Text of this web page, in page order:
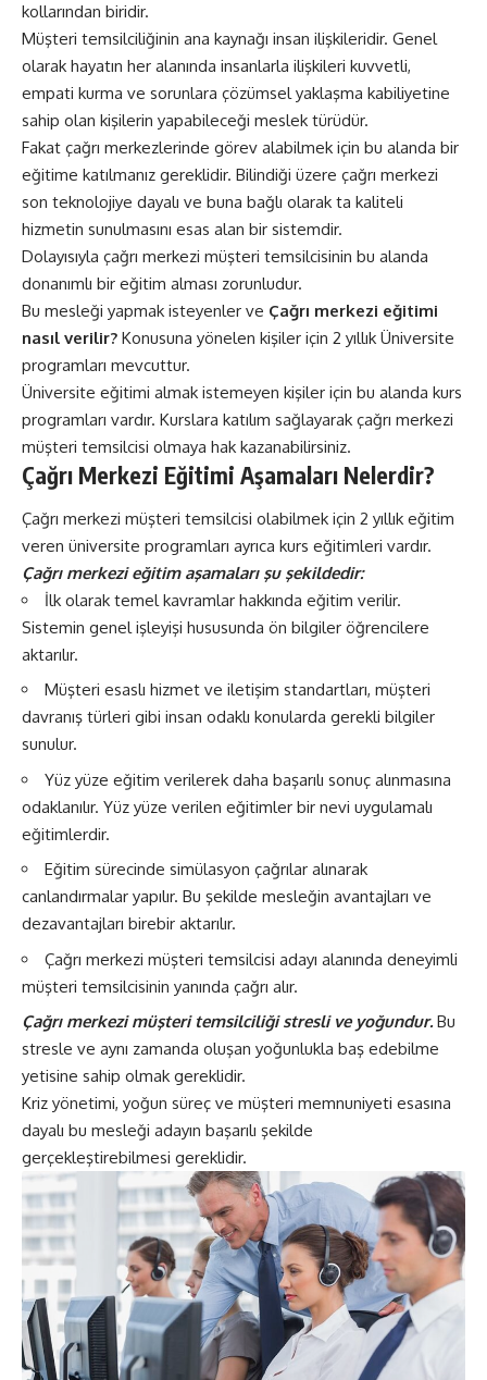
kollarından biridir.
Müşteri temsilciliğinin ana kaynağı insan ilişkileridir. Genel
olarak hayatın her alanında insanlarla ilişkileri kuvvetli,
empati kurma ve sorunlara çözümsel yaklaşma kabiliyetine
sahip olan kişilerin yapabileceği meslek türüdür.
Fakat çağrı merkezlerinde görev alabilmek için bu alanda bir
eğitime katılmanız gereklidir. Bilindiği üzere çağrı merkezi
son teknolojiye dayalı ve buna bağlı olarak ta kaliteli
hizmetin sunulmasını esas alan bir sistemdir.
Dolayısıyla çağrı merkezi müşteri temsilcisinin bu alanda
donanımlı bir eğitim alması zorunludur.
Bu mesleği yapmak isteyenler ve Çağrı merkezi eğitimi
nasıl verilir? Konusuna yönelen kişiler için 2 yıllık Üniversite
programları mevcuttur.
Üniversite eğitimi almak istemeyen kişiler için bu alanda kurs
programları vardır. Kurslara katılım sağlayarak çağrı merkezi
müşteri temsilcisi olmaya hak kazanabilirsiniz.
Çağrı Merkezi Eğitimi Aşamaları Nelerdir?
Çağrı merkezi müşteri temsilcisi olabilmek için 2 yıllık eğitim
veren üniversite programları ayrıca kurs eğitimleri vardır.
Çağrı merkezi eğitim aşamaları şu şekildedir:
İlk olarak temel kavramlar hakkında eğitim verilir.
Sistemin genel işleyişi hususunda ön bilgiler öğrencilere
aktarılır.
Müşteri esaslı hizmet ve iletişim standartları, müşteri
davranış türleri gibi insan odaklı konularda gerekli bilgiler
sunulur.
Yüz yüze eğitim verilerek daha başarılı sonuç alınmasına
odaklanılır. Yüz yüze verilen eğitimler bir nevi uygulamalı
eğitimlerdir.
Eğitim sürecinde simülasyon çağrılar alınarak
canlandırmalar yapılır. Bu şekilde mesleğin avantajları ve
dezavantajları birebir aktarılır.
Çağrı merkezi müşteri temsilcisi adayı alanında deneyimli
müşteri temsilcisinin yanında çağrı alır.
Çağrı merkezi müşteri temsilciliği stresli ve yoğundur. Bu
stresle ve aynı zamanda oluşan yoğunlukla baş edebilme
yetisine sahip olmak gereklidir.
Kriz yönetimi, yoğun süreç ve müşteri memnuniyeti esasına
dayalı bu mesleği adayın başarılı şekilde
gerçekleştirebilmesi gereklidir.